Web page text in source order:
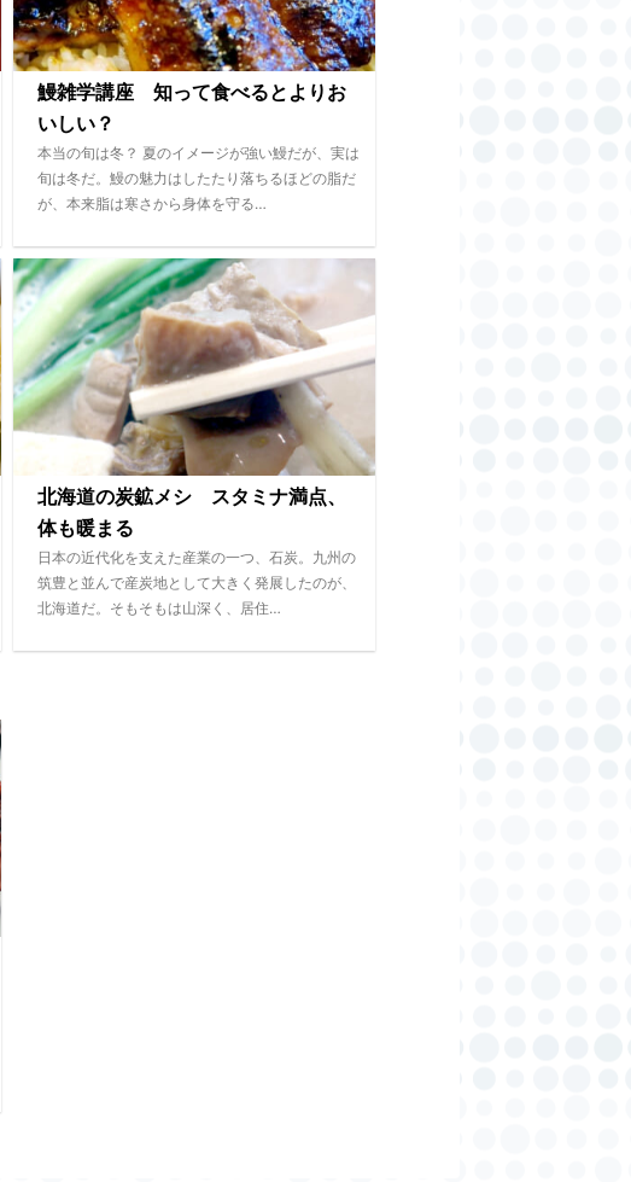
鰻雑学講座 知って食べるとよりお
いしい？
本当の旬は冬？ 夏のイメージが強い鰻だが、実は
旬は冬だ。鰻の魅力はしたたり落ちるほどの脂だ
が、本来脂は寒さから身体を守る…
北海道の炭鉱メシ スタミナ満点、
体も暖まる
日本の近代化を支えた産業の一つ、石炭。九州の
筑豊と並んで産炭地として大きく発展したのが、
北海道だ。そもそもは山深く、居住…